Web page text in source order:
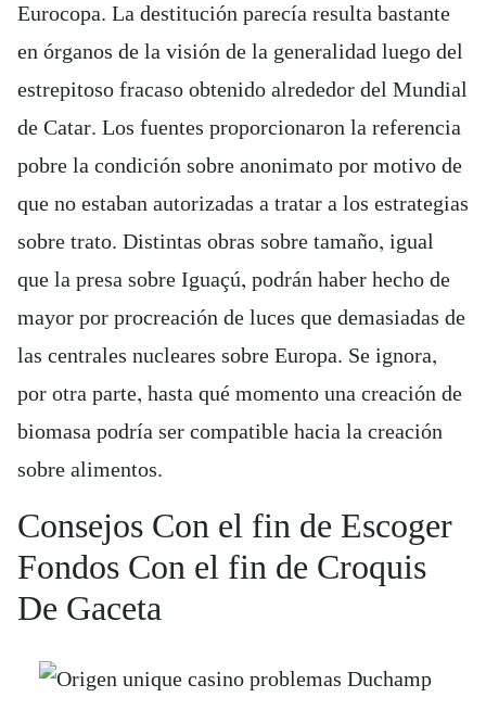
Eurocopa. La destitución parecía resulta bastante
en órganos de la visión de la generalidad luego del
estrepitoso fracaso obtenido alrededor del Mundial
de Catar. Los fuentes proporcionaron la referencia
pobre la condición sobre anonimato por motivo de
que no estaban autorizadas a tratar a los estrategias
sobre trato. Distintas obras sobre tamaño, igual
que la presa sobre Iguaçú, podrán haber hecho de
mayor por procreación de luces que demasiadas de
las centrales nucleares sobre Europa. Se ignora,
por otra parte, hasta qué momento una creación de
biomasa podría ser compatible hacia la creación
sobre alimentos.
Consejos Con el fin de Escoger
Fondos Con el fin de Croquis
De Gaceta